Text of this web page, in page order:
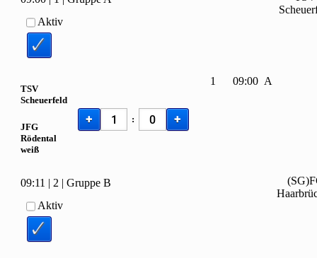
Aktiv
TSV
Scheuerfeld
JFG
Rödental
weiß
+ : +
1 09:00 A
09:11 | 2 | Gruppe B
Aktiv